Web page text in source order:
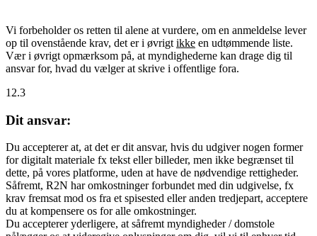
Vi forbeholder os retten til alene at vurdere, om en anmeldelse lever
op til ovenstående krav, det er i øvrigt ikke en udtømmende liste.
Vær i øvrigt opmærksom på, at myndighederne kan drage dig til
ansvar for, hvad du vælger at skrive i offentlige fora.
12.3
Dit ansvar:
Du accepterer at, at det er dit ansvar, hvis du udgiver nogen former
for digitalt materiale fx tekst eller billeder, men ikke begrænset til
dette, på vores platforme, uden at have de nødvendige rettigheder.
Såfremt, R2N har omkostninger forbundet med din udgivelse, fx
krav fremsat mod os fra et spisested eller anden tredjepart, acceptere
du at kompensere os for alle omkostninger.
Du accepterer yderligere, at såfremt myndigheder / domstole